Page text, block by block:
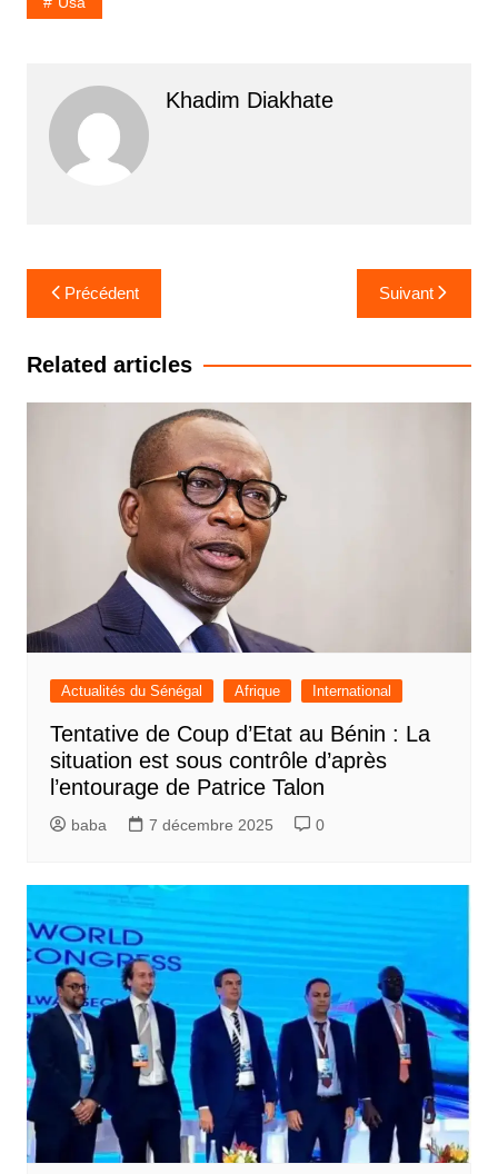
Khadim Diakhate
Navigation
de
l’article
Précédent Suivant
Related articles
Actualités du Sénégal Afrique International
Tentative de Coup d’Etat au Bénin : La
situation est sous contrôle d’après
l’entourage de Patrice Talon
baba 7 décembre 2025 0